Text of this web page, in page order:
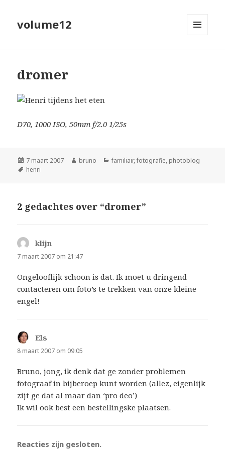
volume12
dromer
D70, 1000 ISO, 50mm f/2.0 1/25s
Geplaatst
op
7 maart 2007 Auteur
bruno Categorieën
familiair,fotografie, photoblog
Tags
henri
2 gedachtes over “dromer”
klijn
7 maart 2007 om 21:47
Ongelooflijk schoon is dat. Ik moet u dringend
contacteren om foto’s te trekken van onze kleine
engel!
Els
8 maart 2007 om 09:05
Bruno, jong, ik denk dat ge zonder problemen
fotograaf in bijberoep kunt worden (allez, eigenlijk
zijt ge dat al maar dan ‘pro deo’)
Ik wil ook best een bestellingske plaatsen.
Reacties zijn gesloten.